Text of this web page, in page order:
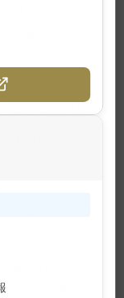
本大震災の
縄戦の記述は
１行のみ。い
のでは」と、
薄れていく
になり、忘れ
嘆きにもなる
そ、〝声なき